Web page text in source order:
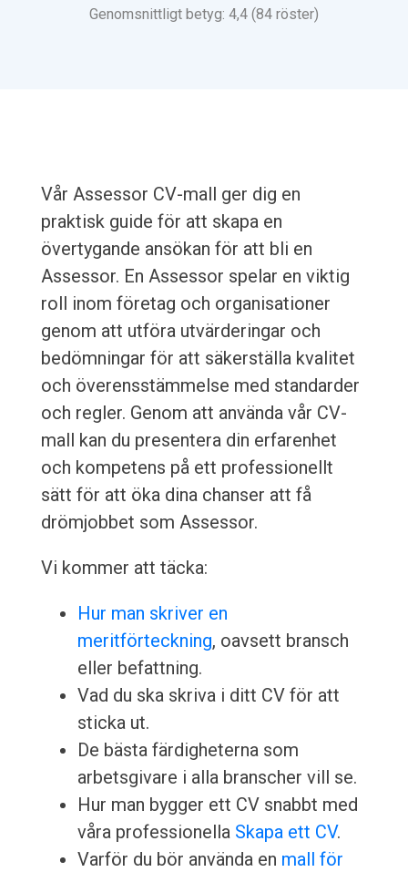
Genomsnittligt betyg: 4,4 (84 röster)
Vår Assessor CV-mall ger dig en
praktisk guide för att skapa en
övertygande ansökan för att bli en
Assessor. En Assessor spelar en viktig
roll inom företag och organisationer
genom att utföra utvärderingar och
bedömningar för att säkerställa kvalitet
och överensstämmelse med standarder
och regler. Genom att använda vår CV-
mall kan du presentera din erfarenhet
och kompetens på ett professionellt
sätt för att öka dina chanser att få
drömjobbet som Assessor.
Vi kommer att täcka:
Hur man skriver en
meritförteckning, oavsett bransch
eller befattning.
Vad du ska skriva i ditt CV för att
sticka ut.
De bästa färdigheterna som
arbetsgivare i alla branscher vill se.
Hur man bygger ett CV snabbt med
våra professionella Skapa ett CV.
Varför du bör använda en mall för